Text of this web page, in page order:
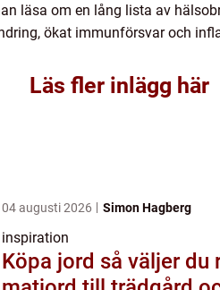
läsa om en lång lista av
ökat immunförsvar och
Läs fler inlägg här
04 augusti 2026 Simon Hagberg
inspiration
Köpa jord så väljer du rätt